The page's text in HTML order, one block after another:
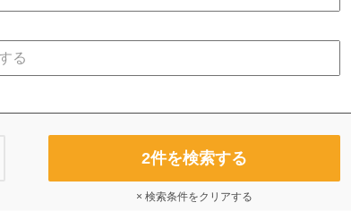
2件を検索する
× 検索条件をクリアする